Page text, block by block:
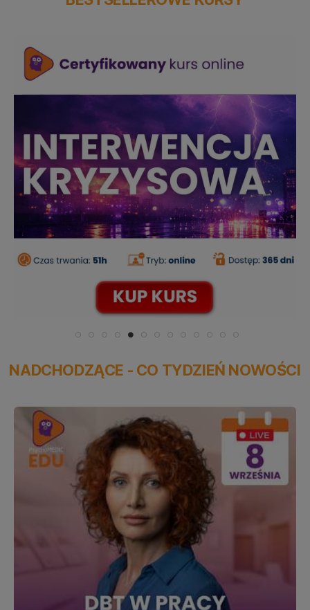
NADCHODZĄCE - CO TYDZIEŃ NOWOŚCI